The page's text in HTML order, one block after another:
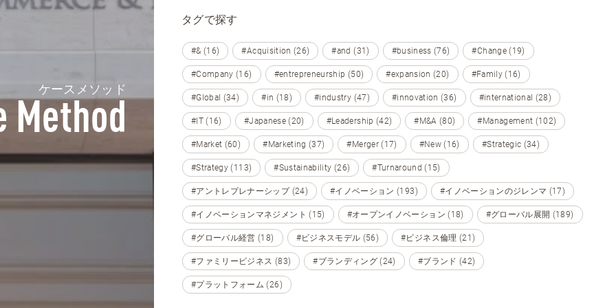
ケースメソッド
Method
タグで探す
#& (16) #Acquisition (26) #and (31) #business (76) #Change (19)
#Company (16) #entrepreneurship (50) #expansion (20) #Family (16)
#Global (34) #in (18) #industry (47) #innovation (36) #international (28)
#IT (16) #Japanese (20) #Leadership (42) #M&A (80) #Management (102)
#Market (60) #Marketing (37) #Merger (17) #New (16) #Strategic (34)
#Strategy (113) #Sustainability (26) #Turnaround (15)
#アントレプレナーシップ (24) #イノベーション (193) #イノベーションのジレンマ (17)
#イノベーションマネジメント (15) #オープンイノベーション (18) #グローバル展開 (189)
#グローバル経営 (18) #ビジネスモデル (56) #ビジネス倫理 (21)
#ファミリービジネス (83) #ブランディング (24) #ブランド (42)
#プラットフォーム (26)